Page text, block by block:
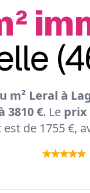
m² Leral à
3810 €. Le prix
de 1755 €,